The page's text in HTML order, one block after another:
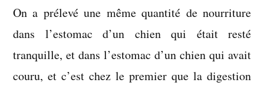
On a prélevé une même quantité de nourriture
dans l’estomac d’un chien qui était resté
tranquille, et dans l’estomac d’un chien qui avait
couru, et c’est chez le premier que la digestion